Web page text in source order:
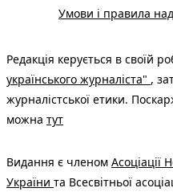
Умови і правила
Редакція керується в своїй
українського журналіста" ,
журналістської етики.
можна тут
Видання є членом Асоціації
України та Всесвітньої